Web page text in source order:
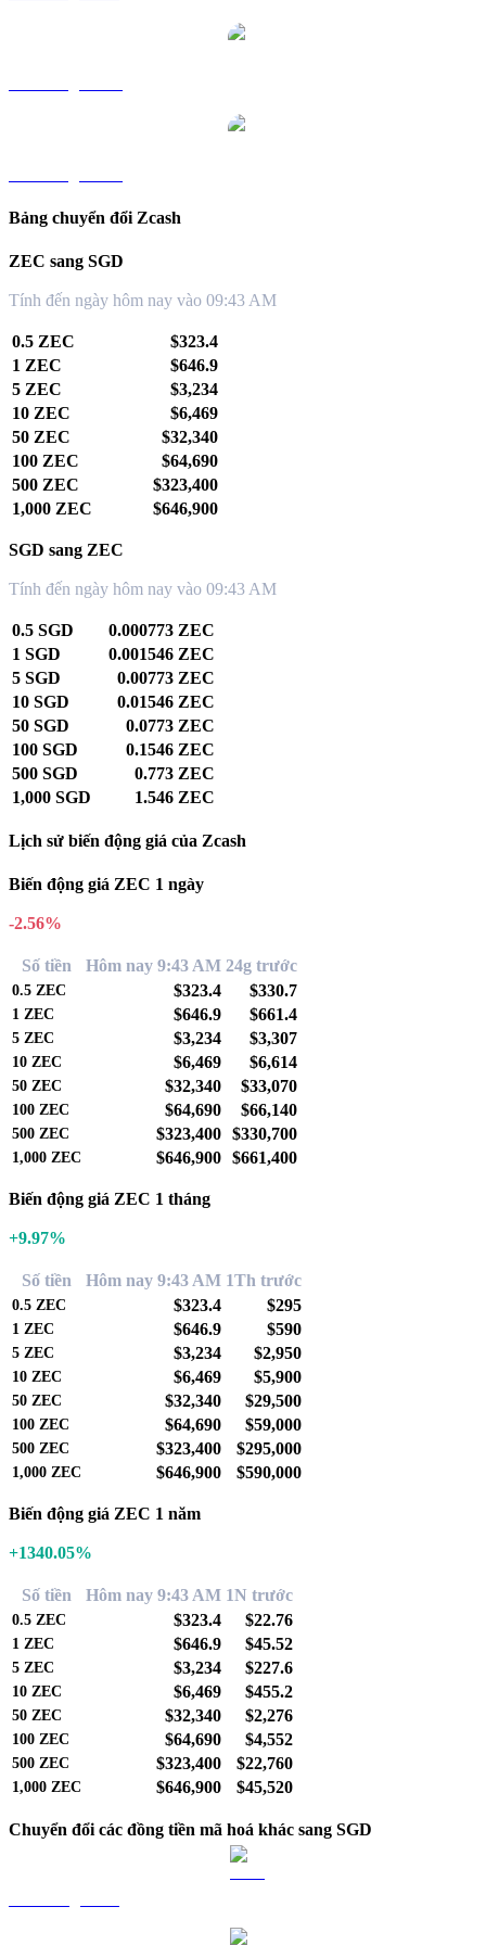
Bảng chuyển đổi Zcash
ZEC sang SGD
Tính đến ngày hôm nay vào 09:43 AM
0.5 ZEC
$323.4
1 ZEC
$646.9
5 ZEC
$3,234
10 ZEC
$6,469
50 ZEC
$32,340
100 ZEC
$64,690
500 ZEC
$323,400
1,000 ZEC
$646,900
SGD sang ZEC
Tính đến ngày hôm nay vào 09:43 AM
0.5 SGD
0.000773 ZEC
1 SGD
0.001546 ZEC
5 SGD
0.00773 ZEC
10 SGD
0.01546 ZEC
50 SGD
0.0773 ZEC
100 SGD
0.1546 ZEC
500 SGD
0.773 ZEC
1,000 SGD
1.546 ZEC
Lịch sử biến động giá của Zcash
Biến động giá ZEC 1 ngày
-2.56%
Số tiền Hôm nay 9:43 AM 24g trước
0.5 ZEC $323.4 $330.7
1 ZEC $646.9 $661.4
5 ZEC $3,234 $3,307
10 ZEC $6,469 $6,614
50 ZEC $32,340 $33,070
100 ZEC $64,690 $66,140
500 ZEC $323,400 $330,700
1,000 ZEC $646,900 $661,400
Biến động giá ZEC 1 tháng
+9.97%
Số tiền Hôm nay 9:43 AM 1Th trước
0.5 ZEC $323.4 $295
1 ZEC $646.9 $590
5 ZEC $3,234 $2,950
10 ZEC $6,469 $5,900
50 ZEC $32,340 $29,500
100 ZEC $64,690 $59,000
500 ZEC $323,400 $295,000
1,000 ZEC $646,900 $590,000
Biến động giá ZEC 1 năm
+1340.05%
Số tiền Hôm nay 9:43 AM 1N trước
0.5 ZEC $323.4 $22.76
1 ZEC $646.9 $45.52
5 ZEC $3,234 $227.6
10 ZEC $6,469 $455.2
50 ZEC $32,340 $2,276
100 ZEC $64,690 $4,552
500 ZEC $323,400 $22,760
1,000 ZEC $646,900 $45,520
Chuyển đổi các đồng tiền mã hoá khác sang SGD